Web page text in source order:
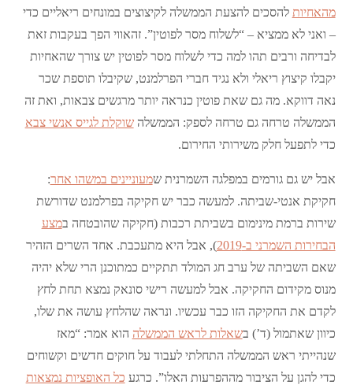
מהאחיות להסכים להצעת הממשלה לקיצוצים במונחים ריאליים כדי
– ואני לא ממציא – “לשלוח מסר לפוטין”. זהאווי הפך בעקבות זאת
לבדיחה ורבים תהו למה כדי לשלוח מסר לפוטין יש צורך שהאחיות
יקבלו קיצוץ ריאלי ולא נגיד חברי הפרלמנט, שקיבלו תוספת שכר
נאה דווקא. מה גם שאת פוטין כנראה יותר מרגשים צבאות, ואת זה
הממשלה טרחה גם טרחה לספק: הממשלהשוקלת לגייס אנשי צבא
כדי לתפעל חלק משירותי החירום.
אבל יש גם גורמים במפלגה השמרנית שמעוניינים במשהו אחר:
חקיקת אנטי-שביתה. למעשה כבר יש חקיקה בפרלמנט שדורשת
שירות ברמת מינימום בשביתת רכבות (חקיקה שהובטחה במצע
הבחירות השמרני ב-2019
), אבל היא מתעכבת. אחד השרים הזהיר
שאם השביתה של ערב חג המולד תתקיים כמתוכנן הרי שלא יהיה
מנוס מקידום החקיקה. אבל למעשה רישי סונאק נמצא תחת לחץ
לקדם את החקיקה הזו כבר עכשיו. ונראה שהלחץ עושה את שלו,
כיוון שאתמול (ד’) בשאלות לראש הממשלה הוא אמר: “מאז
שנהייתי ראש הממשלה התחלתי לעבוד על חוקים חדשים וקשוחים
כדי להגן על הציבור מההפרעות האלו”. כרגע כל האופציות נמצאות